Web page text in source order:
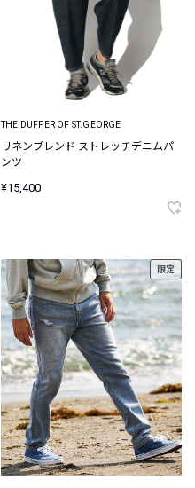
THE DUFFER OF ST.GEORGE
リネンブレンド ストレッチデニムパ
ンツ
¥15,400
限定